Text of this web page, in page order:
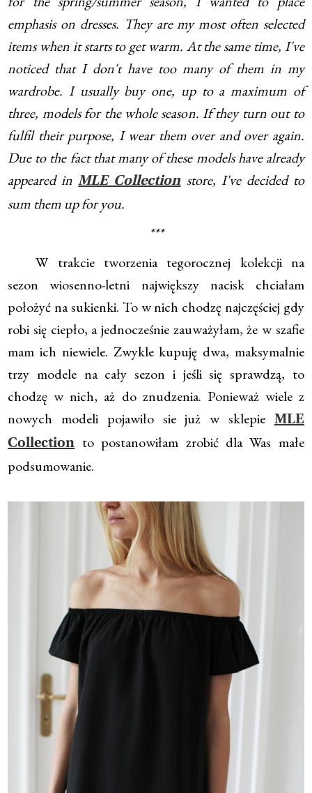
emphasis on dresses. They are my most often selected
items when it starts to get warm. At the same time, I've
noticed that I don't have too many of them in my
wardrobe. I usually buy one, up to a maximum of
three, models for the whole season. If they turn out to
fulfil their purpose, I wear them over and over again.
Due to the fact that many of these models have already
appeared inMLE Collection store, I've decided to
sum them up for you.
***
W trakcie tworzenia tegorocznej kolekcji na
sezon wiosenno-letni największy nacisk chciałam
położyć na sukienki. To w nich chodzę najczęściej gdy
robi się ciepło, a jednocześnie zauważyłam, że w szafie
mam ich niewiele. Zwykle kupuję dwa, maksymalnie
trzy modele na cały sezon i jeśli się sprawdzą, to
chodzę w nich, aż do znudzenia. Ponieważ wiele z
nowych modeli pojawiło sie już w sklepie
MLE
Collection to postanowiłam zrobić dla Was małe
podsumowanie.